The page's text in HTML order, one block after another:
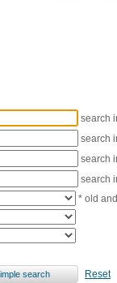
search
search
search
search
* old
Reset